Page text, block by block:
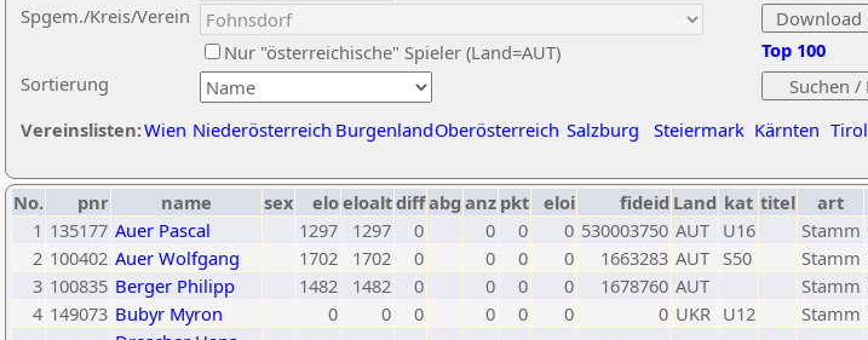
Sortierung
Spgem./Kreis/Verein
Nur "österreichische" Spieler (Land=AUT)
Vereinslisten:Wien Niederösterreich BurgenlandOberösterreich Salzburg Steiermark Kärnten Tirol
Top 100
No. pnr name sex eloeloaltdiffabg anz pkt eloi fideid Land kat titel art
1 135177 Auer Pascal 1297 1297 0 0 0 0 530003750 AUT U16 Stamm
2 100402 Auer Wolfgang 1702 1702 0 0 0 0 1663283 AUT S50 Stamm
3 100835 Berger Philipp 1482 1482 0 0 0 0 1678760 AUT Stamm
4 149073 Bubyr Myron 0 0 0 0 0 0 0 UKR U12 Stamm